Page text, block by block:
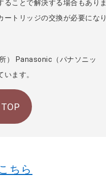
ことで解決する場合もありま
トリッジの交換が必要になり
） Panasonic（パナソニッ
ます。
ちら